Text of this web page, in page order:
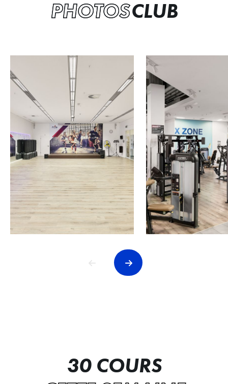
PHOTOSCLUB
30 COURS